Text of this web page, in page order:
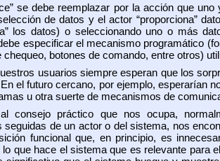
se debe reemplazar por la acción que
de datos y el actor “proporciona”
los datos) o seleccionando uno o más
especificar el mecanismo programático
chequeo, botones de comando, entre otros)
usuarios siempre esperan que los
el futuro cercano, por ejemplo, esperarían
u otra suerte de mecanismos de
consejo práctico que nos ocupa,
seguidas de un actor o del sistema, nos
funcional que, en principio, es
que hace el sistema que es relevante para